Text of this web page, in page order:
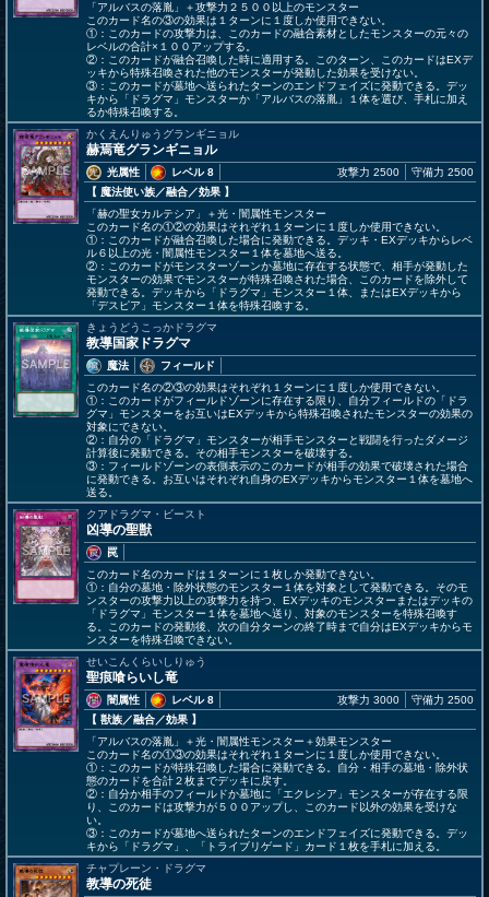
「アルバスの落胤」＋攻撃力２５００以上のモンスター
このカード名の③の効果は１ターンに１度しか使用できない。
①：このカードの攻撃力は、このカードの融合素材としたモンスターの元々の
レベルの合計×１００アップする。
②：このカードが融合召喚した時に適用する。このターン、このカードはEXデ
ッキから特殊召喚された他のモンスターが発動した効果を受けない。
③：このカードが墓地へ送られたターンのエンドフェイズに発動できる。デッ
キから「ドラグマ」モンスターか「アルバスの落胤」１体を選び、手札に加え
るか特殊召喚する。
かくえんりゅうグランギニョル
赫焉竜グランギニョル
光属性
レベル 8
【 魔法使い族／融合／効果 】
攻撃力 2500 守備力 2500
「赫の聖女カルテシア」＋光・闇属性モンスター
このカード名の①②の効果はそれぞれ１ターンに１度しか使用できない。
①：このカードが融合召喚した場合に発動できる。デッキ・EXデッキからレベ
ル６以上の光・闇属性モンスター１体を墓地へ送る。
②：このカードがモンスターゾーンか墓地に存在する状態で、相手が発動した
モンスターの効果でモンスターが特殊召喚された場合、このカードを除外して
発動できる。デッキから「ドラグマ」モンスター１体、またはEXデッキから
「デスピア」モンスター１体を特殊召喚する。
きょうどうこっかドラグマ
教導国家ドラグマ
魔法
フィールド
このカード名の②③の効果はそれぞれ１ターンに１度しか使用できない。
①：このカードがフィールドゾーンに存在する限り、自分フィールドの「ドラ
グマ」モンスターをお互いはEXデッキから特殊召喚されたモンスターの効果の
対象にできない。
②：自分の「ドラグマ」モンスターが相手モンスターと戦闘を行ったダメージ
計算後に発動できる。その相手モンスターを破壊する。
③：フィールドゾーンの表側表示のこのカードが相手の効果で破壊された場合
に発動できる。お互いはそれぞれ自身のEXデッキからモンスター１体を墓地へ
送る。
クアドラグマ・ビースト
凶導の聖獣
罠
このカード名のカードは１ターンに１枚しか発動できない。
①：自分の墓地・除外状態のモンスター１体を対象として発動できる。そのモ
ンスターの攻撃力以上の攻撃力を持つ、EXデッキのモンスターまたはデッキの
「ドラグマ」モンスター１体を墓地へ送り、対象のモンスターを特殊召喚す
る。このカードの発動後、次の自分ターンの終了時まで自分はEXデッキからモ
ンスターを特殊召喚できない。
せいこんくらいしりゅう
聖痕喰らいし竜
闇属性
レベル 8
【 獣族／融合／効果 】
攻撃力 3000 守備力 2500
「アルバスの落胤」＋光・闇属性モンスター＋効果モンスター
このカード名の①③の効果はそれぞれ１ターンに１度しか使用できない。
①：このカードが特殊召喚した場合に発動できる。自分・相手の墓地・除外状
態のカードを合計２枚までデッキに戻す。
②：自分か相手のフィールドか墓地に「エクレシア」モンスターが存在する限
り、このカードは攻撃力が５００アップし、このカード以外の効果を受けな
い。
③：このカードが墓地へ送られたターンのエンドフェイズに発動できる。デッ
キから「ドラグマ」、「トライブリゲード」カード１枚を手札に加える。
チャプレーン・ドラグマ
教導の死徒